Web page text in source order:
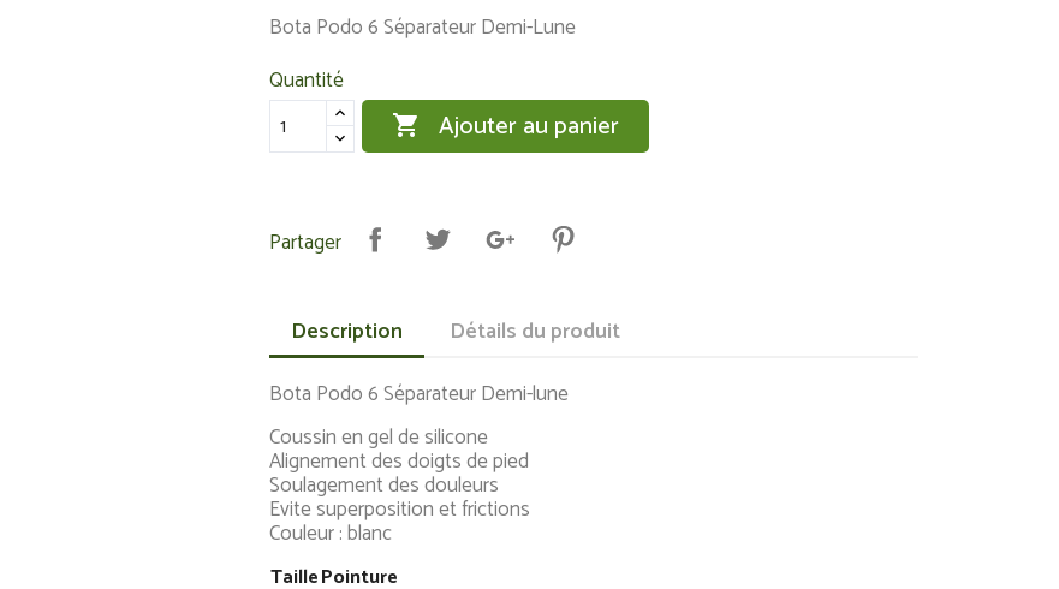
Bota Podo 6 Séparateur Demi-Lune
Quantité
 Ajouter au panier
Partager
Description Détails du produit
Bota Podo 6 Séparateur Demi-lune
Coussin en gel de silicone
Alignement des doigts de pied
Soulagement des douleurs
Evite superposition et frictions
Couleur : blanc
TaillePointure